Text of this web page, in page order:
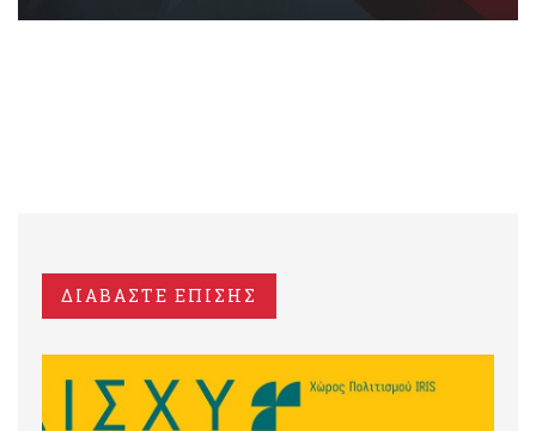
ΔΙΑΒΑΣΤΕ ΕΠΙΣΗΣ